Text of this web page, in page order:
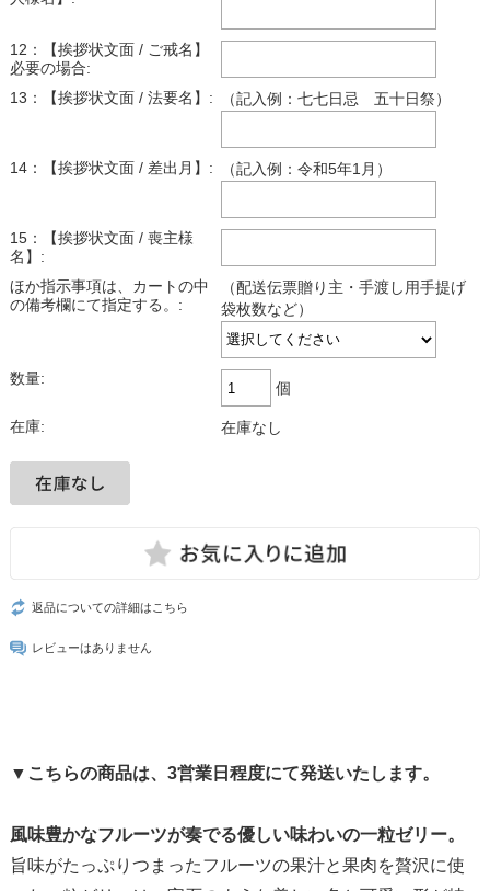
12：【挨拶状文面 / ご戒名】
必要の場合:
13：【挨拶状文面 / 法要名】:
（記入例：七七日忌 五十日祭）
14：【挨拶状文面 / 差出月】: （記入例：令和5年1月）
15：【挨拶状文面 / 喪主様
名】:
ほか指示事項は、カートの中
の備考欄にて指定する。:
（配送伝票贈り主・手渡し用手提げ
袋枚数など）
数量:
個
在庫: 在庫なし
返品についての詳細はこちら
レビューはありません
▼こちらの商品は、3営業日程度にて発送いたします。
風味豊かなフルーツが奏でる優しい味わいの一粒ゼリー。
旨味がたっぷりつまったフルーツの果汁と果肉を贅沢に使